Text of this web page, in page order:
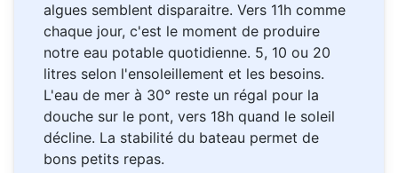
algues semblent disparaitre. Vers 11h comme
chaque jour, c'est le moment de produire
notre eau potable quotidienne. 5, 10 ou 20
litres selon l'ensoleillement et les besoins.
L'eau de mer à 30° reste un régal pour la
douche sur le pont, vers 18h quand le soleil
décline. La stabilité du bateau permet de
bons petits repas.